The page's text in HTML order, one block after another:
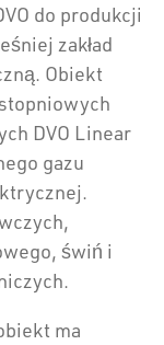
do produkcji
zakład
Obiekt
DVO Linear
gazu
świń i
ma